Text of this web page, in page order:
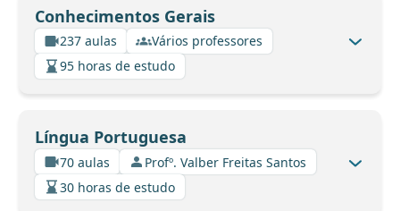
Conhecimentos Gerais
237 aulas
Vários professores
95 horas de estudo
Língua Portuguesa
70 aulas
Profº. Valber Freitas Santos
30 horas de estudo